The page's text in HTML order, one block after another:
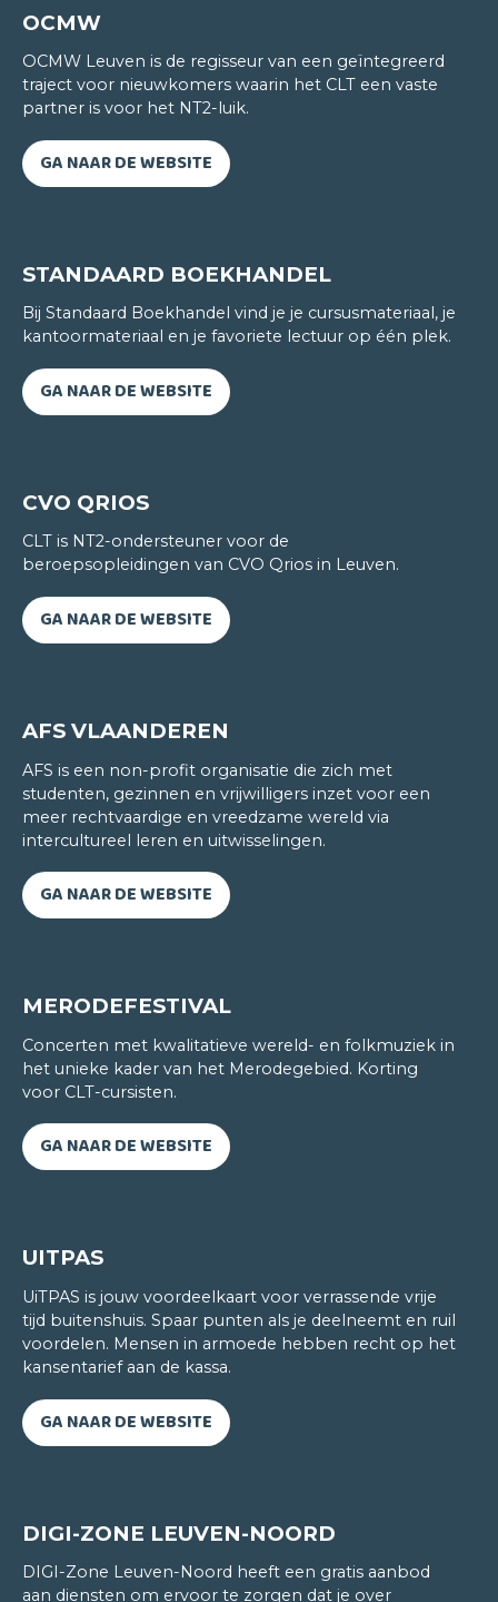
Ann Fontaine
ZWEEDS
communiceren fascineert me. Wat me het meest
opvalt in de aanpak van het CLT? Dat is de focus
die de lesgevers op communicatie leggen. In de
les besteden we uiteraard aandacht aan
woordenschat en grammatica. We doen dit al
pratend, luisterend en lezend zodat we door met
Andres Franco Morales
ENGELS
Als kleine jongen was ik al gepassioneerd door de
Engelse taal. Ik vond het heerlijk om Engelse
beheersen. Het CLT is voor mij de ideale plek om
schaven. Ik leer hier Engels op een hoog niveau
praten en dit aan een zeer democratische prijs. Het
valt me op hoe we hier van die heel typische
Engelse uitdrukkingen leren die je als een echte
native speaker doen klinken. And you know what:
FRANS
OCMW
OCMW Leuven is de regisseur van een geïntegreerd
traject voor nieuwkomers waarin het CLT een vaste
partner is voor het NT2-luik.
GA NAAR DE WEBSITE
STANDAARD BOEKHANDEL
Bij Standaard Boekhandel vind je je cursusmateriaal, je
kantoormateriaal en je favoriete lectuur op één plek.
GA NAAR DE WEBSITE
CVO QRIOS
CLT is NT2-ondersteuner voor de
beroepsopleidingen van CVO Qrios in Leuven.
GA NAAR DE WEBSITE
AFS VLAANDEREN
AFS is een non-profit organisatie die zich met
studenten, gezinnen en vrijwilligers inzet voor een
meer rechtvaardige en vreedzame wereld via
intercultureel leren en uitwisselingen.
GA NAAR DE WEBSITE
MERODEFESTIVAL
Concerten met kwalitatieve wereld- en folkmuziek in
het unieke kader van het Merodegebied. Korting
voor CLT-cursisten.
GA NAAR DE WEBSITE
UITPAS
UiTPAS is jouw voordeelkaart voor verrassende vrije
tijd buitenshuis. Spaar punten als je deelneemt en ruil
voordelen. Mensen in armoede hebben recht op het
kansentarief aan de kassa.
GA NAAR DE WEBSITE
DIGI-ZONE LEUVEN-NOORD
DIGI-Zone Leuven-Noord heeft een gratis aanbod
aan diensten om ervoor te zorgen dat je over